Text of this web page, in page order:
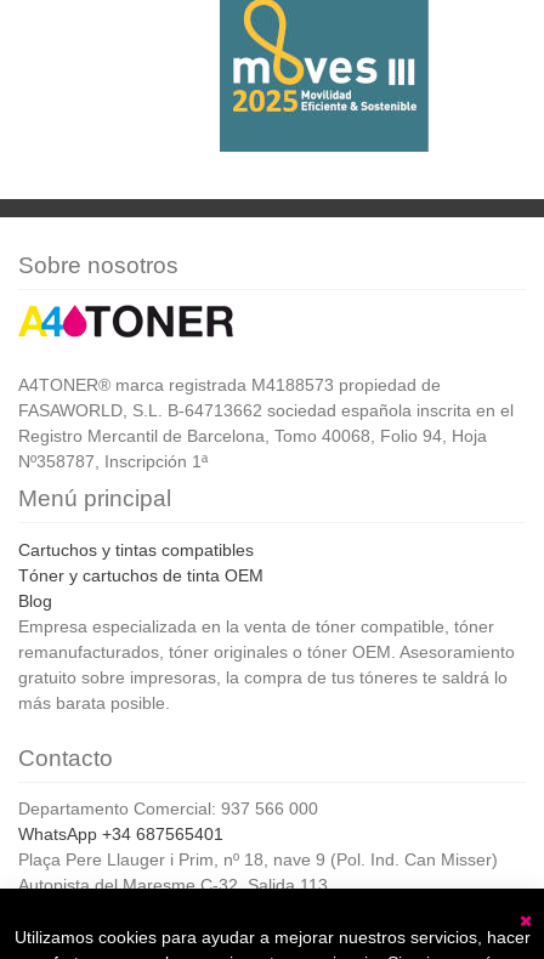
Sobre nosotros
A4TONER® marca registrada M4188573 propiedad de
FASAWORLD, S.L. B-64713662 sociedad española inscrita en el
Registro Mercantil de Barcelona, Tomo 40068, Folio 94, Hoja
Nº358787, Inscripción 1ª
Menú principal
Cartuchos y tintas compatibles
Tóner y cartuchos de tinta OEM
Blog
Empresa especializada en la venta de tóner compatible, tóner
remanufacturados, tóner originales o tóner OEM. Asesoramiento
gratuito sobre impresoras, la compra de tus tóneres te saldrá lo
más barata posible.
Contacto
Departamento Comercial: 937 566 000
WhatsApp +34 687565401
Plaça Pere Llauger i Prim, nº 18, nave 9 (Pol. Ind. Can Misser)
Autopista del Maresme C-32, Salida 113
Horario de Atención al cliente:
Utilizamos cookies para ayudar a mejorar nuestros servicios, hacer